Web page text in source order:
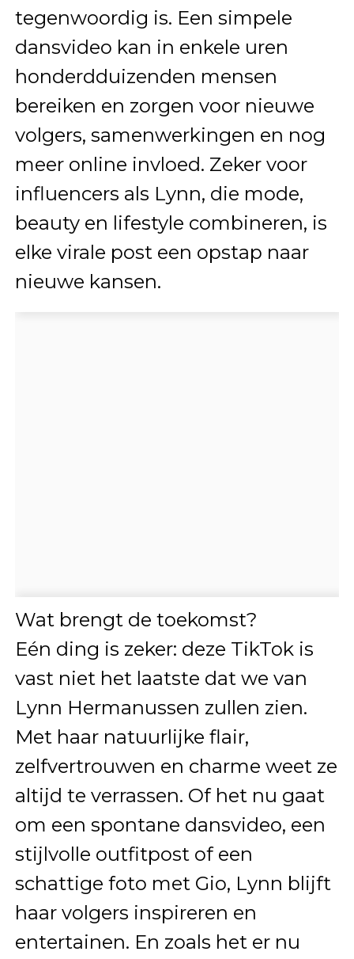
tegenwoordig is. Een simpele
dansvideo kan in enkele uren
honderdduizenden mensen
bereiken en zorgen voor nieuwe
volgers, samenwerkingen en nog
meer online invloed. Zeker voor
influencers als Lynn, die mode,
beauty en lifestyle combineren, is
elke virale post een opstap naar
nieuwe kansen.
Wat brengt de toekomst?
Eén ding is zeker: deze TikTok is
vast niet het laatste dat we van
Lynn Hermanussen zullen zien.
Met haar natuurlijke flair,
zelfvertrouwen en charme weet ze
altijd te verrassen. Of het nu gaat
om een spontane dansvideo, een
stijlvolle outfitpost of een
schattige foto met Gio, Lynn blijft
haar volgers inspireren en
entertainen. En zoals het er nu